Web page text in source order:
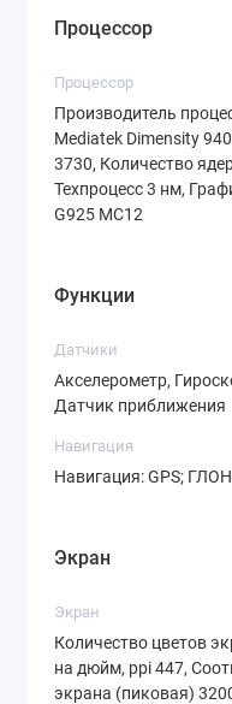
диафрагмой f/
стабилизацией
максимум
яркие снимки
Телефото-
оптическим
Это идеальный
Мппоместит в
умещается с
пейзажей до
стабилизацию
замедленная
кадров/с
для креативных
Процессор
Процессор
Производитель
Mediatek Dimensity
3730, Количество
Техпроцесс 3 нм,
G925 MC12
Функции
Датчики
Акселерометр,
Датчик приближения
Навигация
Навигация: GPS;
Экран
Экран
Количество цветов
на дюйм, ppi 447,
экрана (пиковая)